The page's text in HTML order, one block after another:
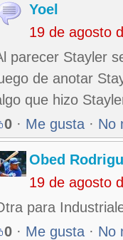
Yoel
19 de agosto
parecer Stayler
de anotar
que hizo
0 · Me gusta · No
Obed
19 de agosto
para
0 · Me gusta · No